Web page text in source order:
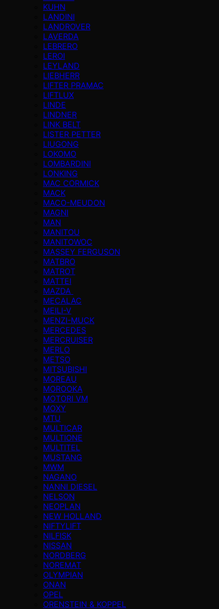
KUHN
LANDINI
LANDROVER
LAVERDA
LEBRERO
LEROI
LEYLAND
LIEBHERR
LIFTER PRAMAC
LIFTLUX
LINDE
LINDNER
LINK BELT
LISTER PETTER
LIUGONG
LOKOMO
LOMBARDINI
LONKING
MAC CORMICK
MACK
MACO-MEUDON
MAGNI
MAN
MANITOU
MANITOWOC
MASSEY FERGUSON
MATBRO
MATROT
MATTEI
MAZDA
MECALAC
MEILI-V
MENZI-MUCK
MERCEDES
MERCRUISER
MERLO
METSO
MITSUBISHI
MOREAU
MOROOKA
MOTORI VM
MOXY
MTU
MULTICAR
MULTIONE
MULTITEL
MUSTANG
MWM
NAGANO
NANNI DIESEL
NELSON
NEOPLAN
NEW HOLLAND
NIFTYLIFT
NILFISK
NISSAN
NORDBERG
NOREMAT
OLYMPIAN
ONAN
OPEL
ORENSTEIN & KOPPEL